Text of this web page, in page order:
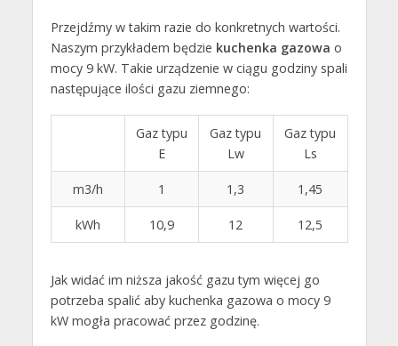
Przejdźmy w takim razie do konkretnych wartości.
Naszym przykładem będzie kuchenka gazowa o
mocy 9 kW. Takie urządzenie w ciągu godziny spali
następujące ilości gazu ziemnego:
Gaz typu
E
Gaz typu
Lw
Gaz typu
Ls
m3/h 1 1,3 1,45
kWh 10,9 12 12,5
Jak widać im niższa jakość gazu tym więcej go
potrzeba spalić aby kuchenka gazowa o mocy 9
kW mogła pracować przez godzinę.